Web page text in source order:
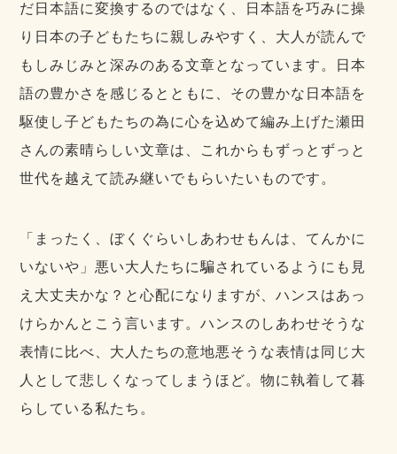
だ日本語に変換するのではなく、日本語を巧みに操
り日本の子どもたちに親しみやすく、大人が読んで
もしみじみと深みのある文章となっています。日本
語の豊かさを感じるとともに、その豊かな日本語を
駆使し子どもたちの為に心を込めて編み上げた瀬田
さんの素晴らしい文章は、これからもずっとずっと
世代を越えて読み継いでもらいたいものです。
「まったく、ぼくぐらいしあわせもんは、てんかに
いないや」悪い大人たちに騙されているようにも見
え大丈夫かな？と心配になりますが、ハンスはあっ
けらかんとこう言います。ハンスのしあわせそうな
表情に比べ、大人たちの意地悪そうな表情は同じ大
人として悲しくなってしまうほど。物に執着して暮
らしている私たち。